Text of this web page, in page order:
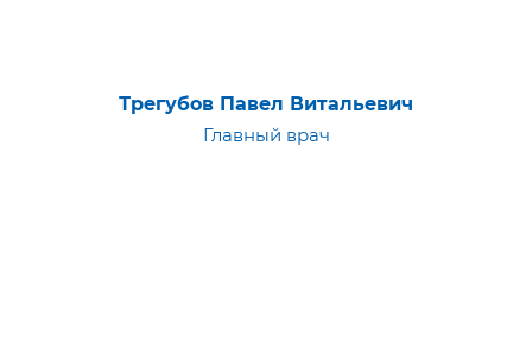
Трегубов Павел Витальевич
Главный врач